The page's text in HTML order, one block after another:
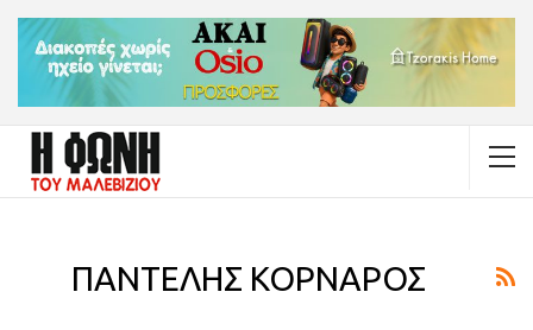
ΠΑΝΤΕΛΗΣ ΚΟΡΝΑΡΟΣ